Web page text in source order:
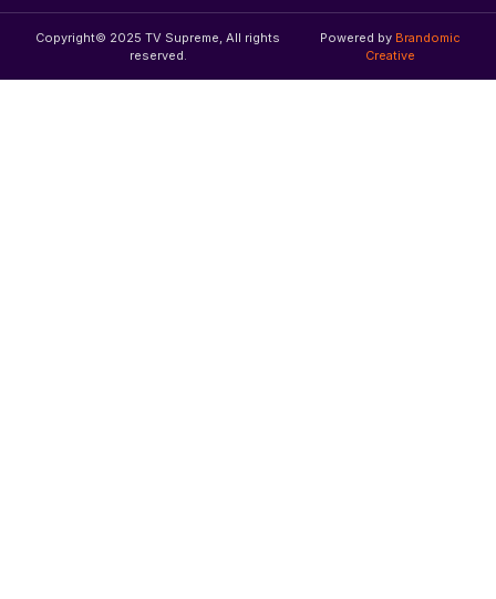
Copyright© 2025 TV Supreme, All rights
reserved.
Powered by Brandomic
Creative